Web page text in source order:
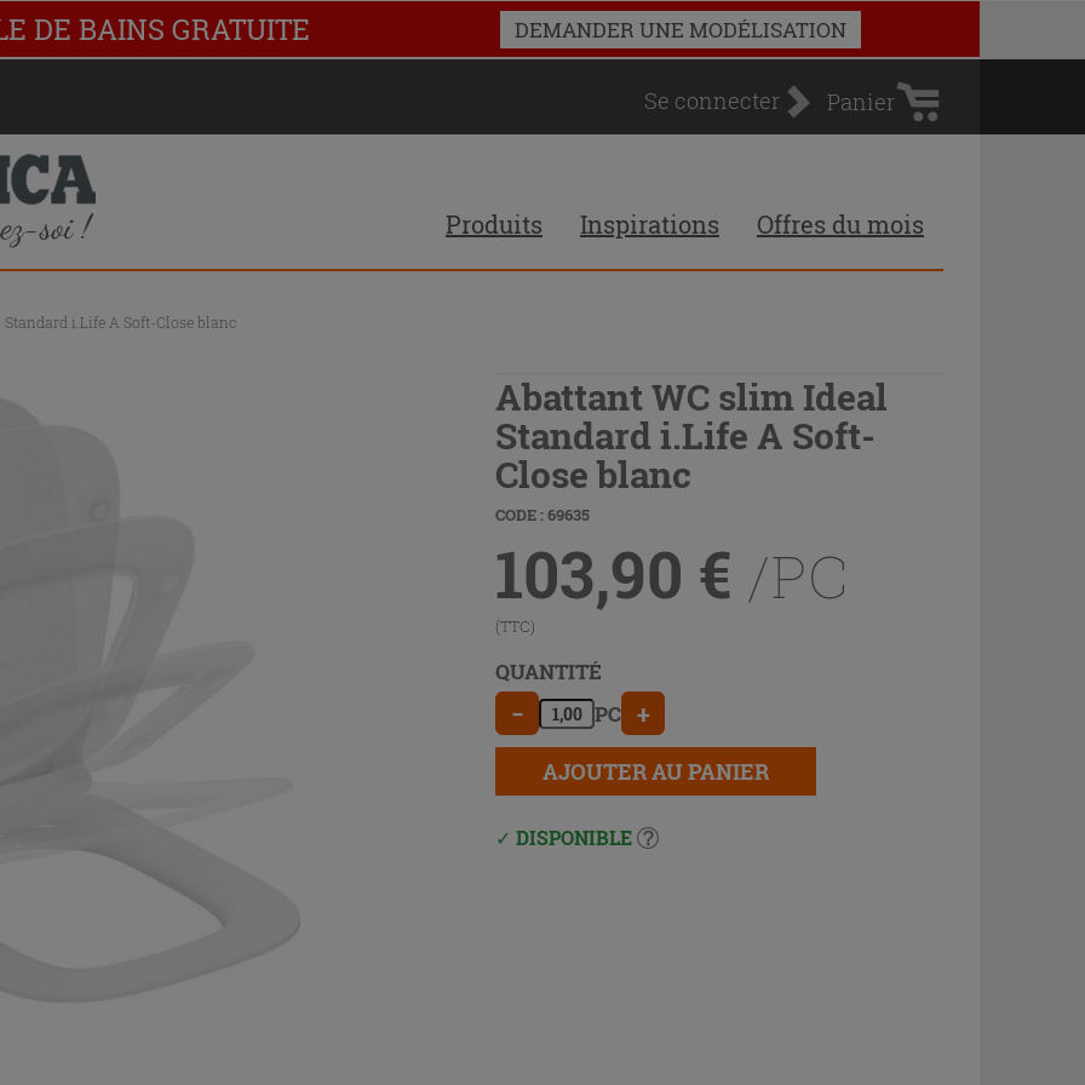
DE BAINS GRATUITE DEMANDER UNE MODÉLISATION
Se connecter
Panier
d'achat
Panier
Produits Inspirations Offres du mois
i.Life A Soft-Close blanc
Abattant WC slim Ideal
Standard i.Life A Soft-
Close blanc
CODE : 69635
103,90 € /PC
(TTC)
QUANTITÉ
− PC +
AJOUTER AU PANIER
DISPONIBLE